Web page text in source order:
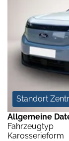
Standort
Allgemeine
Fahrzeugtyp
Karosserieform